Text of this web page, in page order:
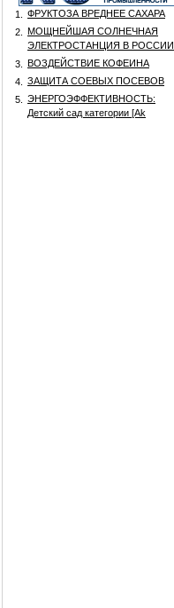
1.
ФРУКТОЗА ВРЕДНЕЕ САХАРА
2.
МОЩНЕЙШАЯ СОЛНЕЧНАЯ
ЭЛЕКТРОСТАНЦИЯ В РОССИИ
3.
ВОЗДЕЙСТВИЕ КОФЕИНА
4.
ЗАЩИТА СОЕВЫХ ПОСЕВОВ
5.
ЭНЕРГОЭФФЕКТИВНОСТЬ:
Детский сад категории [Аk